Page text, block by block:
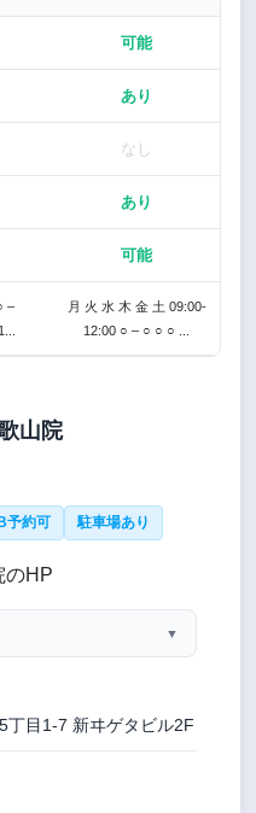
可能
あり
なし
あり
可能
–
月 火 水 木 金 土 09:00-
12:00 ○ – ○ ○ ○ ...
山院
予約可 駐車場あり
▼
丁目1-7 新ヰゲタビル2F